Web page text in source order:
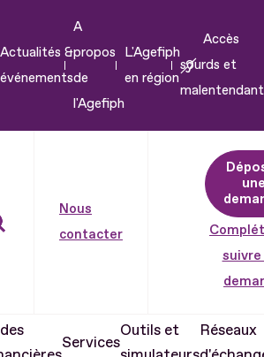
Actualités &
événements
A
propos
de
l'Agefiph
L'Agefiph
en région
Accès
sourds et
Nous
contacter
suivre
Services
Outils et
Réseaux